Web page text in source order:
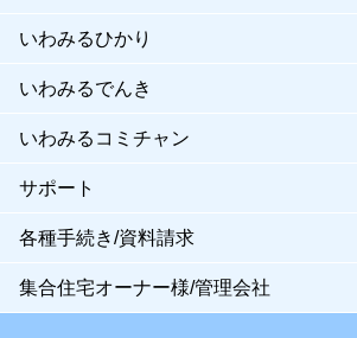
いわみるひかり
いわみるでんき
いわみるコミチャン
サポート
各種手続き/資料請求
集合住宅オーナー様/管理会社